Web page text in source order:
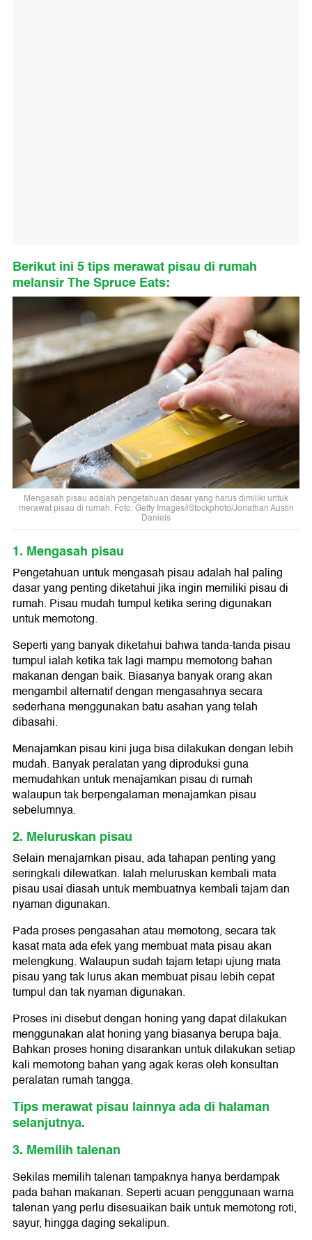
Berikut ini 5 tips merawat pisau di rumah
melansir The Spruce Eats:
Mengasah pisau adalah pengetahuan dasar yang harus dimiliki untuk
merawat pisau di rumah. Foto: Getty Images/iStockphoto/Jonathan Austin
Daniels
1. Mengasah pisau
Pengetahuan untuk mengasah pisau adalah hal paling
dasar yang penting diketahui jika ingin memiliki pisau di
rumah. Pisau mudah tumpul ketika sering digunakan
untuk memotong.
Seperti yang banyak diketahui bahwa tanda-tanda pisau
tumpul ialah ketika tak lagi mampu memotong bahan
makanan dengan baik. Biasanya banyak orang akan
mengambil alternatif dengan mengasahnya secara
sederhana menggunakan batu asahan yang telah
dibasahi.
Menajamkan pisau kini juga bisa dilakukan dengan lebih
mudah. Banyak peralatan yang diproduksi guna
memudahkan untuk menajamkan pisau di rumah
walaupun tak berpengalaman menajamkan pisau
sebelumnya.
2. Meluruskan pisau
Selain menajamkan pisau, ada tahapan penting yang
seringkali dilewatkan. Ialah meluruskan kembali mata
pisau usai diasah untuk membuatnya kembali tajam dan
nyaman digunakan.
Pada proses pengasahan atau memotong, secara tak
kasat mata ada efek yang membuat mata pisau akan
melengkung. Walaupun sudah tajam tetapi ujung mata
pisau yang tak lurus akan membuat pisau lebih cepat
tumpul dan tak nyaman digunakan.
Proses ini disebut dengan honing yang dapat dilakukan
menggunakan alat honing yang biasanya berupa baja.
Bahkan proses honing disarankan untuk dilakukan setiap
kali memotong bahan yang agak keras oleh konsultan
peralatan rumah tangga.
Tips merawat pisau lainnya ada di halaman
selanjutnya.
3. Memilih talenan
Sekilas memilih talenan tampaknya hanya berdampak
pada bahan makanan. Seperti acuan penggunaan warna
talenan yang perlu disesuaikan baik untuk memotong roti,
sayur, hingga daging sekalipun.